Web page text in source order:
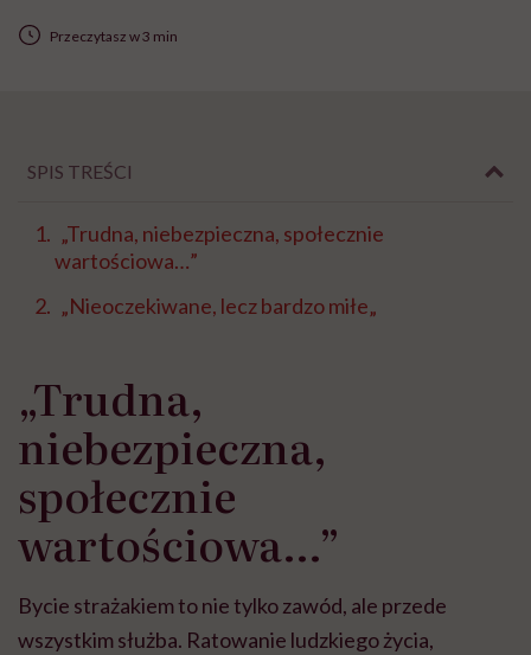
Przeczytasz w 3 min
SPIS TREŚCI
„Trudna, niebezpieczna, społecznie
wartościowa…”
„Nieoczekiwane, lecz bardzo miłe„
„Trudna,
niebezpieczna,
społecznie
wartościowa…”
Bycie strażakiem to nie tylko zawód, ale przede
wszystkim służba. Ratowanie ludzkiego życia,